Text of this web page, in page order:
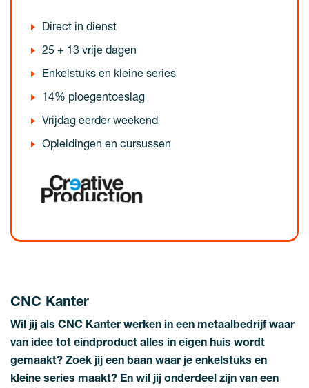
Direct in dienst
25 + 13 vrije dagen
Enkelstuks en kleine series
14% ploegentoeslag
Vrijdag eerder weekend
Opleidingen en cursussen
CNC Kanter
Wil jij als CNC Kanter werken in een metaalbedrijf waar
van idee tot eindproduct alles in eigen huis wordt
gemaakt? Zoek jij een baan waar je enkelstuks en
kleine series maakt? En wil jij onderdeel zijn van een